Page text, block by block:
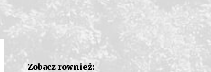
Zobacz rownież: